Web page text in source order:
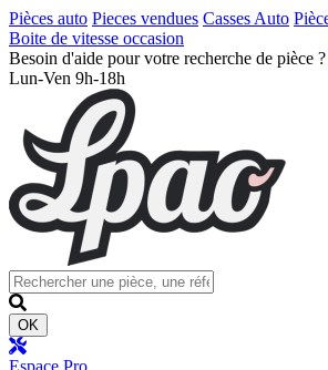
Pièces auto Pieces vendues Casses Auto
Boite de vitesse occasion
Besoin d'aide pour votre recherche de pièce ?
Lun-Ven 9h-18h
OK
Espace Pro